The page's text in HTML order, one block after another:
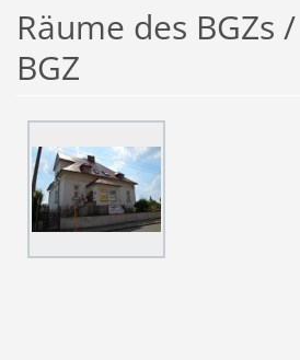
Räume des BGZs
BGZ